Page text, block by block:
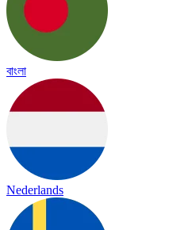
বাংলা
Nederlands